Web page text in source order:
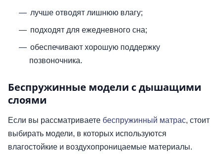
лучше отводят лишнюю влагу;
подходят для ежедневного сна;
обеспечивают хорошую поддержку
позвоночника.
Беспружинные модели с дышащими
слоями
Если вы рассматриваете беспружинный матрас, стоит
выбирать модели, в которых используются
влагостойкие и воздухопроницаемые материалы.